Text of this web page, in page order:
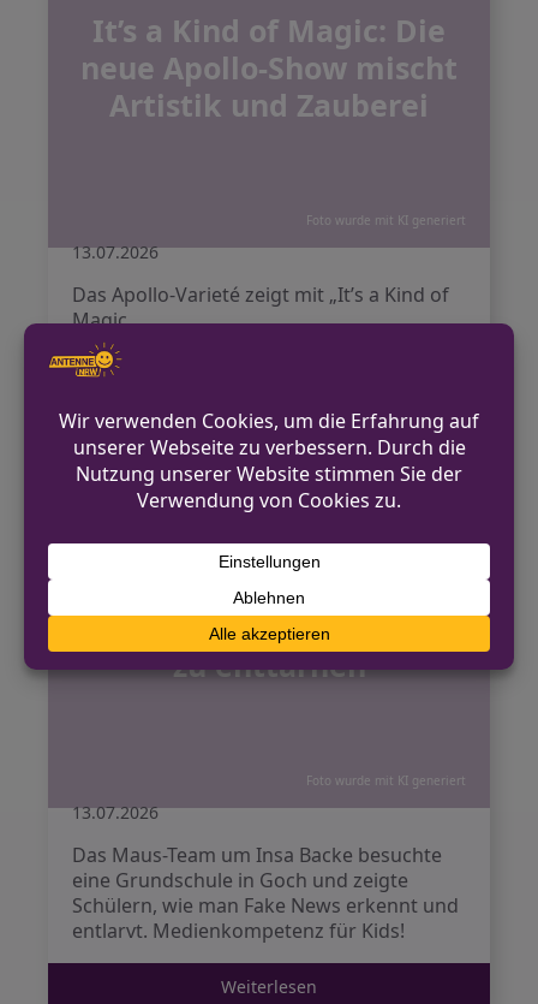
It’s a Kind of Magic: Die
neue Apollo-Show mischt
Artistik und Zauberei
Foto wurde mit KI generiert
13.07.2026
Das Apollo-Varieté zeigt mit „It’s a Kind of
Magic
Maus-Team in Goch: So
lernen Schüler, Fake News
zu enttarnen
Foto wurde mit KI generiert
13.07.2026
Das Maus-Team um Insa Backe besuchte
eine Grundschule in Goch und zeigte
Schülern, wie man Fake News erkennt und
entlarvt. Medienkompetenz für Kids!
Weiterlesen